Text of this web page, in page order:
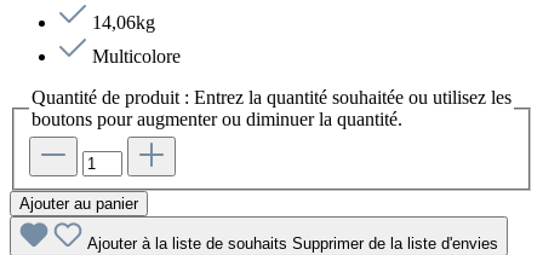
14,06kg
Multicolore
Quantité de produit : Entrez la quantité souhaitée ou utilisez les
boutons pour augmenter ou diminuer la quantité.
Ajouter au panier
Ajouter à la liste de souhaits Supprimer de la liste d'envies